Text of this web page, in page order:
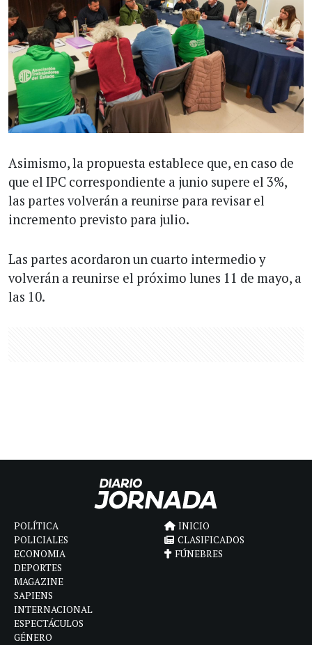
Asimismo, la propuesta establece que, en caso de
que el IPC correspondiente a junio supere el 3%,
las partes volverán a reunirse para revisar el
incremento previsto para julio.
Las partes acordaron un cuarto intermedio y
volverán a reunirse el próximo lunes 11 de mayo, a
las 10.
POLÍTICA
POLICIALES
ECONOMIA
DEPORTES
MAGAZINE
SAPIENS
INTERNACIONAL
ESPECTÁCULOS
GÉNERO
INICIO
CLASIFICADOS
FÚNEBRES